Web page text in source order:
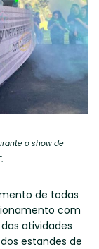
o show de
.
de todas
com
atividades
estandes de